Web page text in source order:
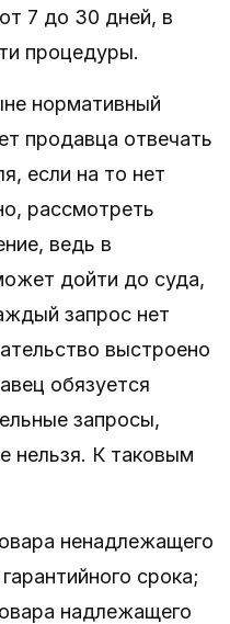
7 до 30 дней, в
процедуры.
нормативный
продавца отвечать
если на то нет
рассмотреть
ведь в
дойти до суда,
запрос нет
выстроено
обязуется
запросы,
нельзя. К таковым
ненадлежащего
срока;
надлежащего